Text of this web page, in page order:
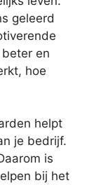
geleerd
en
hoe
helpt
je bedrijf.
is
bij het